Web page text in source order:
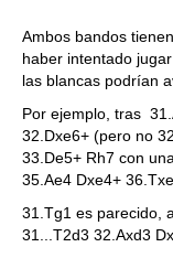
Ambos bandos
haber intentado
las blancas podrían
Por ejemplo, tras
32.Dxe6+ (pero no
33.De5+ Rh7 con
35.Ae4 Dxe4+
31.Tg1 es parecido,
31...T2d3 32.Axd3